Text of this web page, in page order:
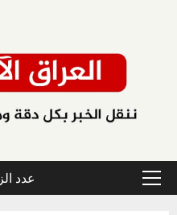
القائمة
عدد